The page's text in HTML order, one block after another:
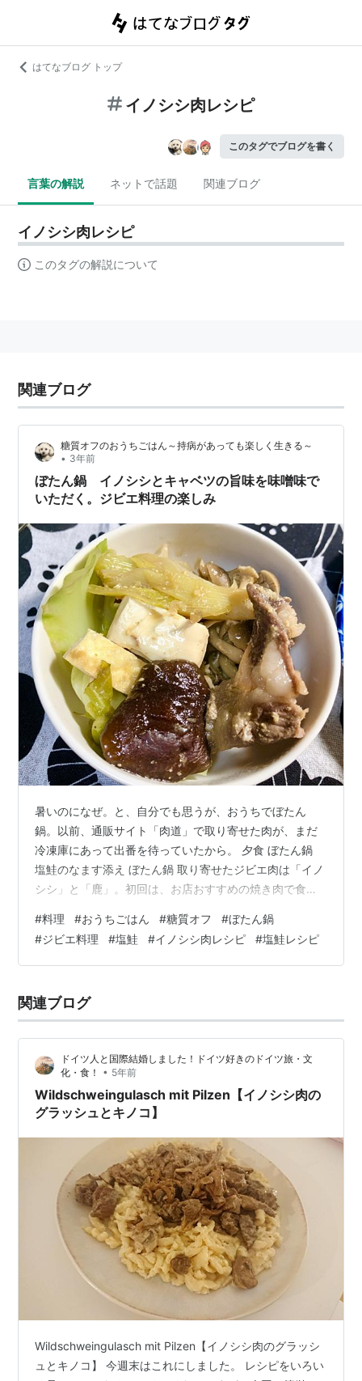
はてなブログ トップ
イノシシ肉レシピ
このタグでブログを書く
言葉の解説 ネットで話題 関連ブログ
イノシシ肉レシピ
このタグの解説について
関連ブログ
糖質オフのおうちごはん～持病があっても楽しく生きる～
• 3年前
ぼたん鍋 イノシシとキャベツの旨味を味噌味で
いただく。ジビエ料理の楽しみ
暑いのになぜ。と、自分でも思うが、おうちでぼたん
鍋。以前、通販サイト「肉道」で取り寄せた肉が、まだ
冷凍庫にあって出番を待っていたから。 夕食 ぼたん鍋
塩鮭のなます添え ぼたん鍋 取り寄せたジビエ肉は「イノ
シシ」と「鹿」。初回は、お店おすすめの焼き肉で食べ
シシを王道の「ぼたん鍋」にしたい。冷蔵庫にあったキ
ャベツも使う。味噌味で食べたい。 食べやすく切った具
材と調味料を鍋に入れ、ふたをして強火で１５分。これ
やし・シメジ・油揚げ ○味噌・醤油・ショウガ・日本
酒・ラカント ぼたん鍋 イノシシは豚肉よ…
#料理 #おうちごはん #糖質オフ #ぼたん鍋
#ジビエ料理 #塩鮭 #イノシシ肉レシピ #塩鮭レシピ
関連ブログ
ドイツ人と国際結婚しました！ドイツ好きのドイツ旅・文
化・食！
• 5年前
Wildschweingulasch mit Pilzen【イノシシ肉の
グラッシュとキノコ】
Wildschweingulasch mit Pilzen【イノシシ肉のグラッシ
ュとキノコ】 今週末はこれにしました。 レシピをいろい